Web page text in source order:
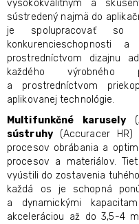
vysokokvalitným a
sústredený najmä do
je spolupracovať so
konkurencieschopnosti
prostredníctvom dizajnu
každého výrobného
a prostredníctvom
aplikovanej technológie.
Multifunkčné karusely
sústruhy(Accuracer HR)
procesov obrábania a
procesov a materiálov.
vyústili do zostavenia
každá os je schopná
a dynamickými
akceleráciou až do 3,5-4